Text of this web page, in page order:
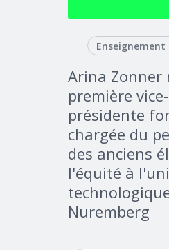
Arina Zonner
première vice-
présidente
chargée du
des anciens
l'équité à
Nuremberg